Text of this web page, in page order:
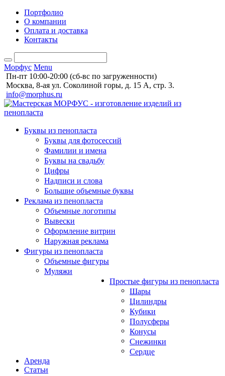
Портфолио
О компании
Оплата и доставка
Контакты
Морфус Menu
Пн-пт 10:00-20:00 (сб-вс по загруженности)
Москва, 8-ая ул. Соколиной горы, д. 15 А, стр. 3.
info@morphus.ru
Буквы из пенопласта
Буквы для фотосессий
Фамилии и имена
Буквы на свадьбу
Цифры
Надписи и слова
Большие объемные буквы
Реклама из пенопласта
Объемные логотипы
Вывески
Оформление витрин
Наружная реклама
Фигуры из пенопласта
Объемные фигуры
Муляжи
Простые фигуры из пенопласта
Шары
Цилиндры
Кубики
Полусферы
Конусы
Снежинки
Сердце
Аренда
Статьи